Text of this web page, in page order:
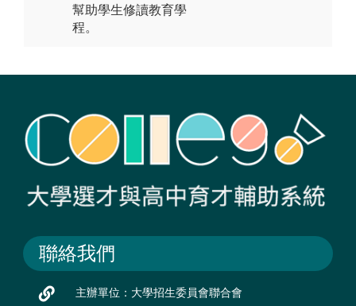
幫助學生修讀教育學
程。
聯絡我們
主辦單位：大學招生委員會聯合會